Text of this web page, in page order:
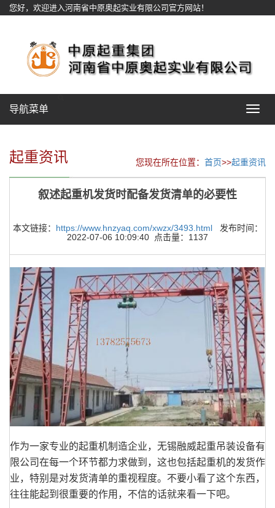
您好，欢迎进入河南省中原奥起实业有限公司官方网站！
Toggle
导航菜单
起重资讯 您现在所在位置： 首页>>起重资讯
叙述起重机发货时配备发货清单的必要性
本文链接： https://www.hnzyaq.com/xwzx/3493.html发布时间：
2022-07-06 10:09:40 点击量：1137
作为一家专业的起重机制造企业，无锡融威起重吊装设备有
限公司在每一个环节都力求做到，这也包括起重机的发货作
业，特别是对发货清单的重视程度。不要小看了这个东西，
往往能起到很重要的作用，不信的话就来看一下吧。